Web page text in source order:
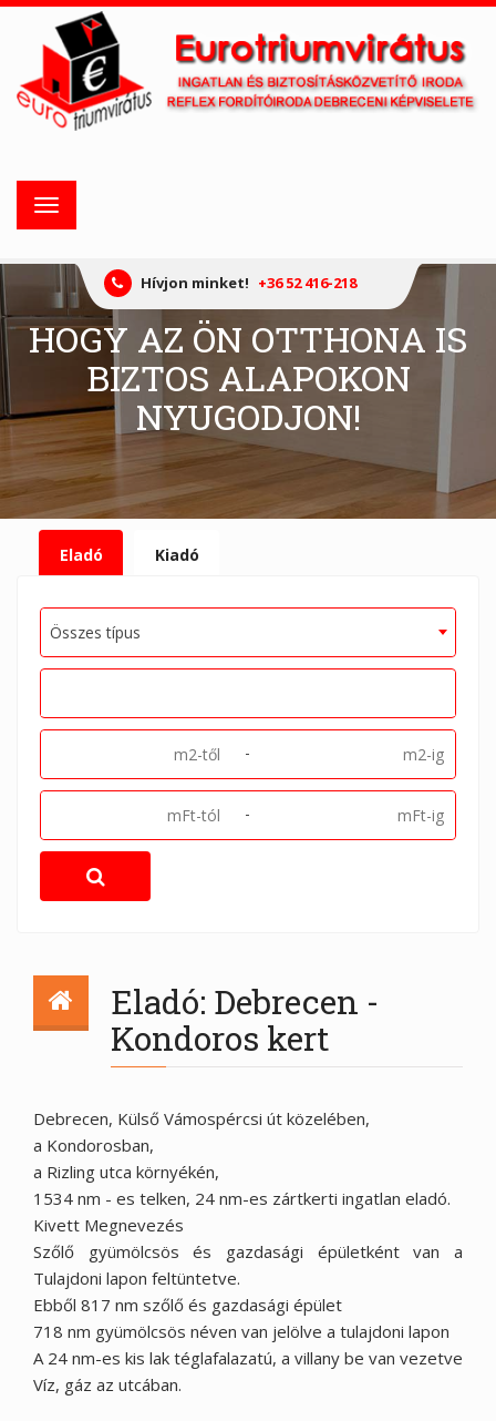
Toggle
navigation
Hívjon minket! +36 52 416-218
HOGY AZ ÖN OTTHONA IS
BIZTOS ALAPOKON
NYUGODJON!
Eladó Kiadó
Összes típus
-
-
Eladó: Debrecen -
Kondoros kert
Debrecen, Külső Vámospércsi út közelében,
a Kondorosban,
a Rizling utca környékén,
1534 nm - es telken, 24 nm-es zártkerti ingatlan eladó.
Kivett Megnevezés
Szőlő gyümölcsös és gazdasági épületként van a
Tulajdoni lapon feltüntetve.
Ebből 817 nm szőlő és gazdasági épület
718 nm gyümölcsös néven van jelölve a tulajdoni lapon
A 24 nm-es kis lak téglafalazatú, a villany be van vezetve
Víz, gáz az utcában.